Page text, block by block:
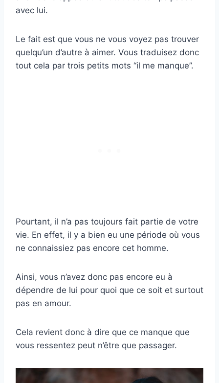
avec lui.
Le fait est que vous ne vous voyez pas trouver
quelqu’un d’autre à aimer. Vous traduisez donc
tout cela par trois petits mots “il me manque”.
Pourtant, il n’a pas toujours fait partie de votre
vie. En effet, il y a bien eu une période où vous
ne connaissiez pas encore cet homme.
Ainsi, vous n’avez donc pas encore eu à
dépendre de lui pour quoi que ce soit et surtout
pas en amour.
Cela revient donc à dire que ce manque que
vous ressentez peut n’être que passager.